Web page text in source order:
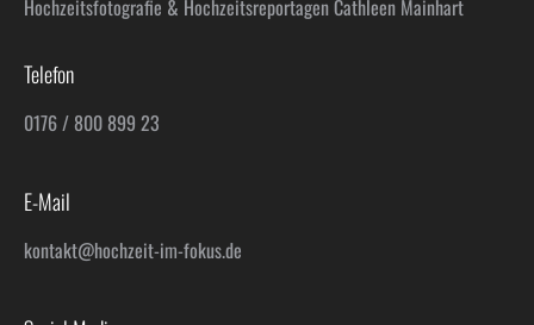
Hochzeitsfotografie & Hochzeitsreportagen Cathleen Mainhart
Telefon
0176 / 800 899 23
E-Mail
kontakt@hochzeit-im-fokus.de